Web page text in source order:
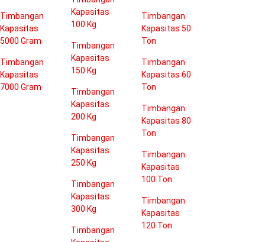
Timbangan
Kapasitas
5000 Gram
Timbangan
Kapasitas
7000 Gram
Kapasitas
100 Kg
Timbangan
Kapasitas
150 Kg
Timbangan
Kapasitas
200 Kg
Timbangan
Kapasitas
250 Kg
Timbangan
Kapasitas
300 Kg
Timbangan
Timbangan
Kapasitas 50
Ton
Timbangan
Kapasitas 60
Ton
Timbangan
Kapasitas 80
Ton
Timbangan
Kapasitas
100 Ton
Timbangan
Kapasitas
120 Ton